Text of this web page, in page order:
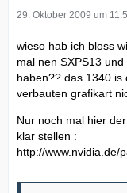
29. Oktober 2009 um
wieso hab ich bloss
mal nen SXPS13
haben?? das 1340
verbauten grafikart
Nur noch mal hier
klar stellen :
http://www.nvidia.de/